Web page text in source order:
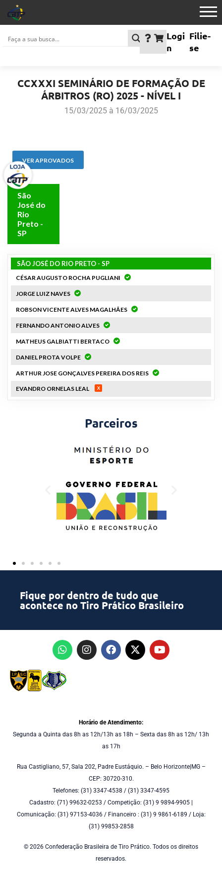
Logi
n
Filie-
se
CCXXXI SEMINÁRIO DE FORMAÇÃO DE
ÁRBITROS (RO) 2025 - NÍVEL I
15/03/2025 à 16/03/2025
VER APROVADOS
São
José do
Rio
Preto -
SP
SÃO JOSÉ DO RIO PRETO - SP
CÉSAR AUGUSTO ROCHA PUGLIANI
JORGE LUIZ NAVES
ROBSON VICENTE ALVES MAGALHÃES
FERNANDO ANTONIO ALVES
MATHEUS GALBIATTI BERTACO
DANIEL PROTA VOLPE
ARTHUR JOSE GONÇALVES PEREIRA DOS REIS
EVANDRO ORNELAS LEAL
Parceiros
Fique por dentro de tudo que
acontece no Tiro Prático Brasileiro
Horário de Atendimento:
Segunda a Quinta das 8h as 12h/13h as 18h – Sexta das 8h as 12h/ 13h
as 17h
Rua Castigliano, 57, Sala 202, Padre Eustáquio. – Belo Horizonte|MG –
CEP: 30720-310.
Telefones: (31) 3347-4538 / (31) 3347-4595
Cadastro: (71) 99632-0253 / Competição: (31) 9 9894-9905 |
Comunicação: (31) 97153-4036 / Financeiro : (31) 9 9861-6189 / Loja:
(31) 99853-2858
© 2026 Confederação Brasileira de Tiro Prático. Todos os direitos
reservados.